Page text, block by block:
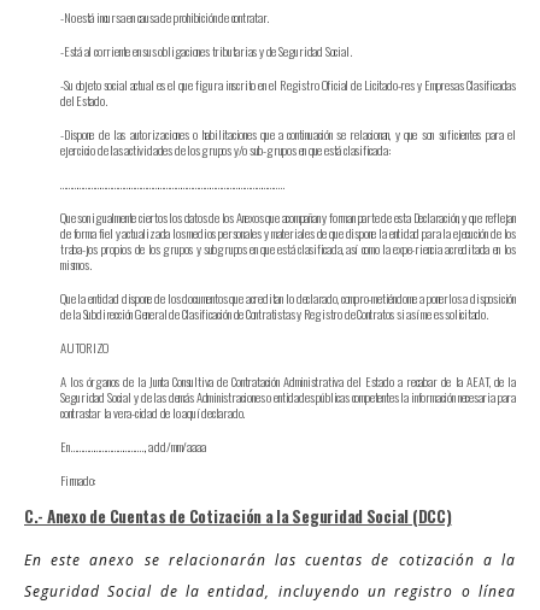
-No está incursa en causa de prohibición de contratar.
-Está al corriente en sus obligaciones tributarias y de Seguridad Social.
-Su objeto social actual es el que figura inscrito en el Registro Oficial de Licitado-res y Empresas Clasificadas
del Estado.
-Dispone de las autorizaciones o habilitaciones que a continuación se relacionan, y que son suficientes para el
ejercicio de las actividades de los grupos y/o sub-grupos en que está clasificada:
……………………………………………………………………………………………………..
Que son igualmente ciertos los datos de los Anexos que acompañan y forman parte de esta Declaración, y que reflejan
de forma fiel y actualizada los medios personales y materiales de que dispone la entidad para la ejecución de los
traba-jos propios de los grupos y subgrupos en que está clasificada, así como la expe-riencia acreditada en los
mismos.
Que la entidad dispone de los documentos que acreditan lo declarado, compro-metiéndome a ponerlos a disposición
de la Subdirección General de Clasificación de Contratistas y Registro de Contratos si así me es solicitado.
AUTORIZO
A los órganos de la Junta Consultiva de Contratación Administrativa del Estado a recabar de la AEAT, de la
Seguridad Social y de las demás Administraciones o entidades públicas competentes la información necesaria para
contrastar la vera-cidad de lo aquí declarado.
En ……………………………….., a dd/mm/aaaa
Firmado:
C.- Anexo de Cuentas de Cotización a la Seguridad Social (DCC)
En este anexo se relacionarán las cuentas de cotización a la
Seguridad Social de la entidad, incluyendo un registro o línea